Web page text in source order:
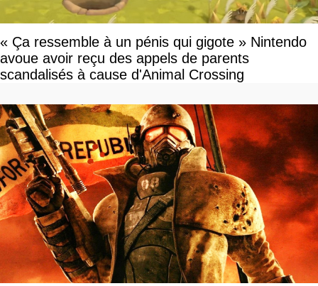
« Ça ressemble à un pénis qui gigote » Nintendo
avoue avoir reçu des appels de parents
scandalisés à cause d'Animal Crossing